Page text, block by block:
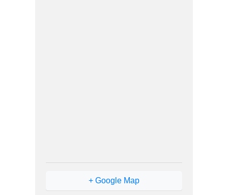
+ Google Map